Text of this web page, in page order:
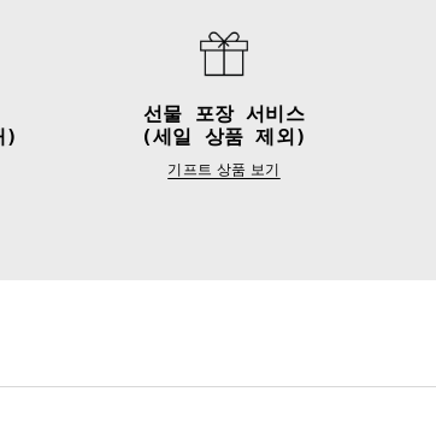
)
선물 포장 서비스
(세일 상품 제외)
기프트 상품 보기